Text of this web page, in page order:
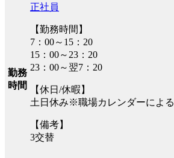
勤務
時間
正社員
【勤務時間】
7：00～15：20
15：00～23：20
23：00～翌7：20
【休日/休暇】
土日休み※職場カレンダーによる
【備考】
3交替